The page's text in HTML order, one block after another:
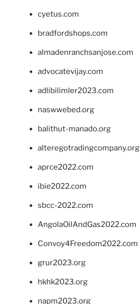
cyetus.com
bradfordshops.com
almadenranchsanjose.com
advocatevijay.com
adlibilimler2023.com
naswwebed.org
balithut-manado.org
alteregotradingcompany.org
aprce2022.com
ibie2022.com
sbcc-2022.com
AngolaOilAndGas2022.com
Convoy4Freedom2022.com
grur2023.org
hkhk2023.org
napm2023.org